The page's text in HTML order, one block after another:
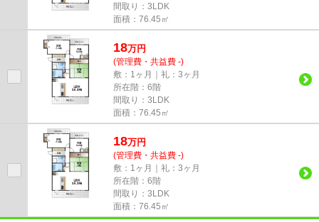
間取り：3LDK
面積：76.45㎡
18万円
(管理費・共益費 -)
敷：1ヶ月｜礼：3ヶ月
所在階：6階
間取り：3LDK
面積：76.45㎡
18万円
(管理費・共益費 -)
敷：1ヶ月｜礼：3ヶ月
所在階：6階
間取り：3LDK
面積：76.45㎡